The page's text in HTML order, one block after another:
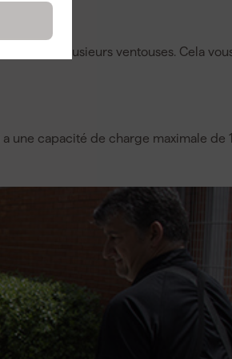
avec plusieurs ventouses. Cela
a une capacité de charge maximale de